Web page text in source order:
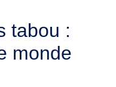
tabou :
monde